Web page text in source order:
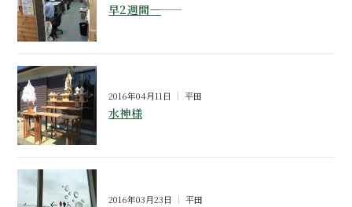
早2週間――――
2016年04月11日 平田
水神様
2016年03月23日 平田